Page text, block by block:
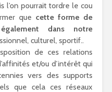
l’on pourrait tordre le cou
que cette forme de
dans notre
culturel, sportif..
de ces relations
et/ou d’intérêt qui
vers des supports
que cela ces réseaux